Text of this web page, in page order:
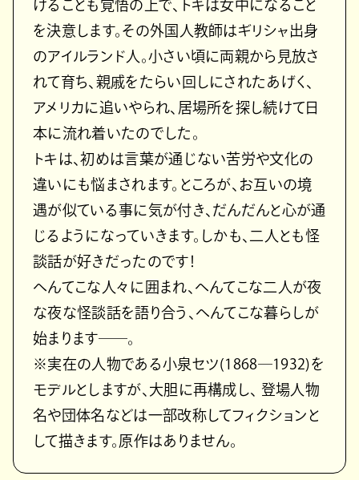
けることも覚悟の上で、トキは女中になること
を決意します。その外国人教師はギリシャ出身
のアイルランド人。小さい頃に両親から見放さ
れて育ち、親戚をたらい回しにされたあげく、
アメリカに追いやられ、居場所を探し続けて日
本に流れ着いたのでした。
トキは、初めは言葉が通じない苦労や文化の
違いにも悩まされます。ところが、お互いの境
遇が似ている事に気が付き、だんだんと心が通
じるようになっていきます。しかも、二人とも怪
談話が好きだったのです！
へんてこな人々に囲まれ、へんてこな二人が夜
な夜な怪談話を語り合う、へんてこな暮らしが
始まります――。
※実在の人物である小泉セツ(1868―1932)を
モデルとしますが、大胆に再構成し、 登場人物
名や団体名などは一部改称してフィクションと
して描きます。原作はありません。